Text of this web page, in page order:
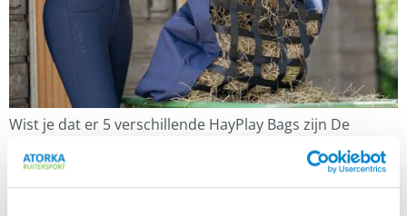
Wist je dat er 5 verschillende HayPlay Bags zijn De
HayPlay Bag is ontwikkeld om het voeren van ruwvoer
slimmer, gezonder en duurzamer te maken. Geen
verspilling meer, minder stress voor het paard en